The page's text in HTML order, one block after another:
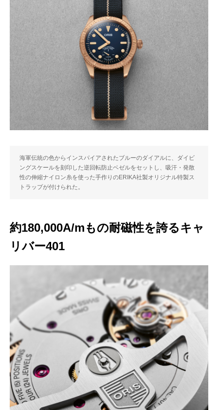
海軍伝統の色からインスパイアされたブルーのダイアルに、ダイビ
ングスケールを刻印した逆回転防止ベゼルをセットし、吸汗・発散
性の伸縮ナイロン糸を使った手作りのERIKA社製オリジナル特製ス
トラップが付けられた。
約180,000A/mもの耐磁性を誇るキャ
リバー401